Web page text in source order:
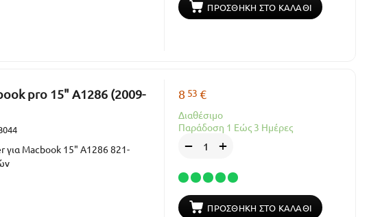
ΠΡΟΣΘΉΚΗ ΣΤΟ ΚΑΛΆΘΙ
pro 15" A1286 (2009-
για Macbook 15" A1286 821-
8 53 €
Διαθέσιμο
Παράδοση 1 Εώς 3 Ημέρες
+
−
ΠΡΟΣΘΉΚΗ ΣΤΟ ΚΑΛΆΘΙ